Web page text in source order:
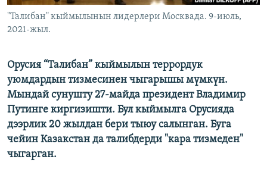
"Талибан" кыймылынын лидерлери Москвада. 9-июль,
2021-жыл.
Орусия “Талибан” кыймылын террордук
уюмдардын тизмесинен чыгарышы мүмкүн.
Мындай сунушту 27-майда президент Владимир
Путинге киргизишти. Бул кыймылга Орусияда
дээрлик 20 жылдан бери тыюу салынган. Буга
чейин Казакстан да талибдерди "кара тизмеден"
чыгарган.